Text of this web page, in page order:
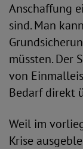
Anschaffung
sind. Man
müssten. Der
von
Bedarf direkt
Weil im
Krise